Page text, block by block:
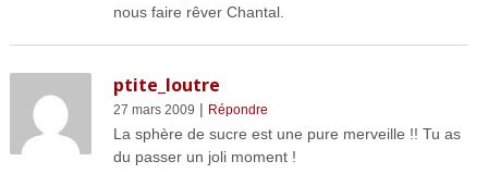
nous faire rêver Chantal.
ptite_loutre
27 mars 2009 | Répondre
La sphère de sucre est une pure merveille !! Tu as
du passer un joli moment !